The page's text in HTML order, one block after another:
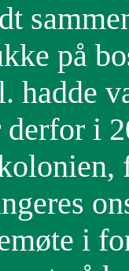
på
hadde
i
i